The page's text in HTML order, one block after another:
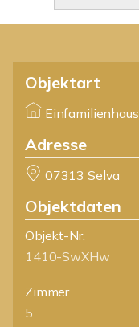
Objektart
Einfamilienhaus
Adresse
07313 Selva
Objektdaten
Objekt-Nr.
1410-SwXHw
Zimmer
5